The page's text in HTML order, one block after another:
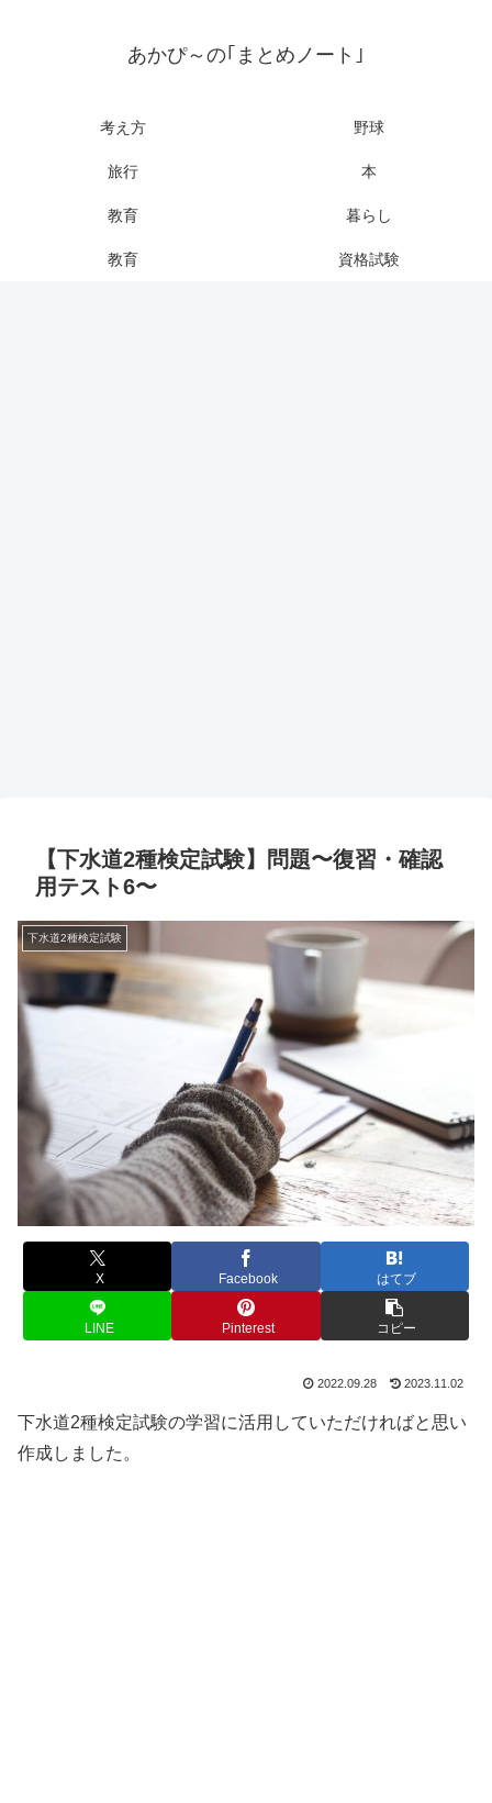
あかぴ～の｢まとめノート｣
考え方 野球
旅行 本
教育 暮らし
教育 資格試験
【下水道2種検定試験】問題〜復習・確認
用テスト6〜
下水道2種検定試験
X Facebook はてブ
LINE Pinterest コピー
2022.09.28 2023.11.02
下水道2種検定試験の学習に活用していただければと思い
作成しました。